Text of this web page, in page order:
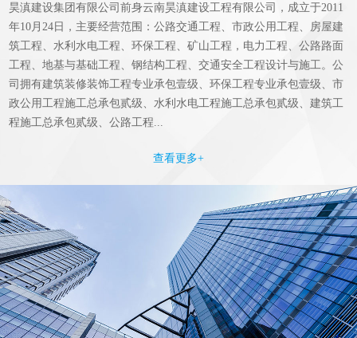
昊滇建设集团有限公司前身云南昊滇建设工程有限公司，成立于2011
年10月24日，主要经营范围：公路交通工程、市政公用工程、房屋建
筑工程、水利水电工程、环保工程、矿山工程，电力工程、公路路面
工程、地基与基础工程、钢结构工程、交通安全工程设计与施工。公
司拥有建筑装修装饰工程专业承包壹级、环保工程专业承包壹级、市
政公用工程施工总承包贰级、水利水电工程施工总承包贰级、建筑工
程施工总承包贰级、公路工程...
查看更多+